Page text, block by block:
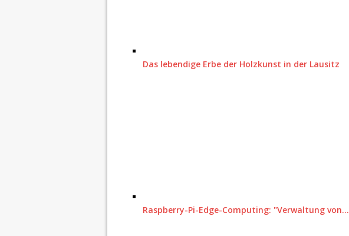
Das lebendige Erbe der Holzkunst in der Lausitz
Raspberry-Pi-Edge-Computing: "Verwaltung von…